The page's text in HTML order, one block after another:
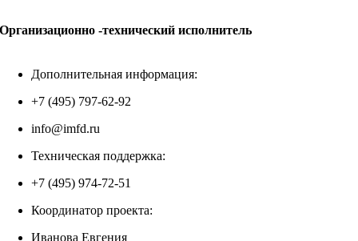
Организационно -технический исполнитель
Дополнительная информация:
+7 (495) 797-62-92
info@imfd.ru
Техническая поддержка:
+7 (495) 974-72-51
Координатор проекта:
Иванова Евгения